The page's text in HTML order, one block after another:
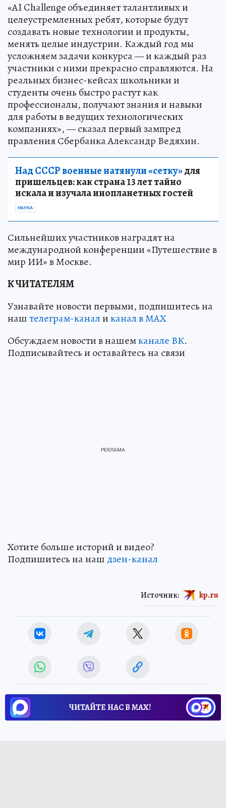
«AI Challenge объединяет талантливых и
целеустремленных ребят, которые будут
создавать новые технологии и продукты,
менять целые индустрии. Каждый год мы
усложняем задачи конкурса — и каждый раз
участники с ними прекрасно справляются. На
реальных бизнес-кейсах школьники и
студенты очень быстро растут как
профессионалы, получают знания и навыки
для работы в ведущих технологических
компаниях», — сказал первый зампред
правления Сбербанка Александр Ведяхин.
Над СССР военные натянули «сетку»для
пришельцев: как страна 13 лет тайно
искала и изучала инопланетных гостей
НАУКА
Сильнейших участников наградят на
международной конференции «Путешествие в
мир ИИ» в Москве.
К ЧИТАТЕЛЯМ
Узнавайте новости первыми, подпишитесь на
наштелеграм-каналиканал в МАХ
Обсуждаем новости в нашемканале ВК.
Подписывайтесь и оставайтесь на связи
Хотите больше историй и видео?
Подпишитесь на наш дзен-канал
Источник: kp.ru
ЧИТАЙТЕ НАС В МАХ!